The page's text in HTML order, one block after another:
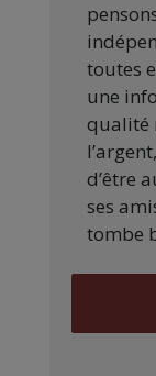
toutes
une
qualité
d’être
ses
tombe